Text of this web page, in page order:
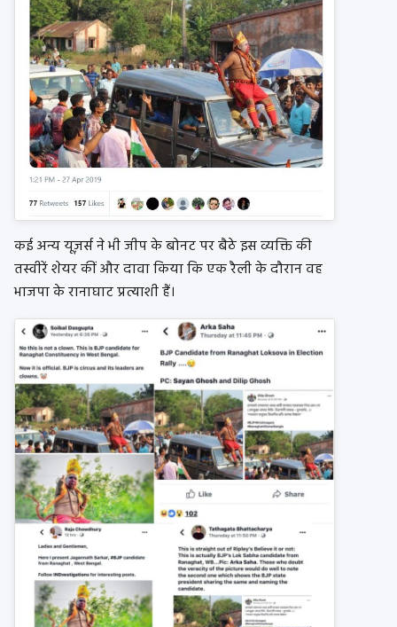
कई अन्य यूज़र्स ने भी जीप के बोनट पर बैठे इस व्यक्ति की
तस्वीरें शेयर कीं और दावा किया कि एक रैली के दौरान वह
भाजपा के रानाघाट प्रत्याशी हैं।